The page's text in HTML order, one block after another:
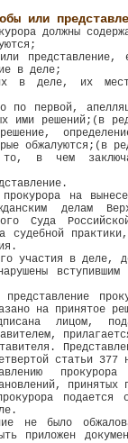
или
должны
представление,
в деле;
в деле, их
по первой,
ими решений;(в
обжалуются;(в
в чем
на
делам
Суда
судебной
участия в деле,
на принятое
лицом,
статьи 377
прокурора
принятых
подается
не было
приложен